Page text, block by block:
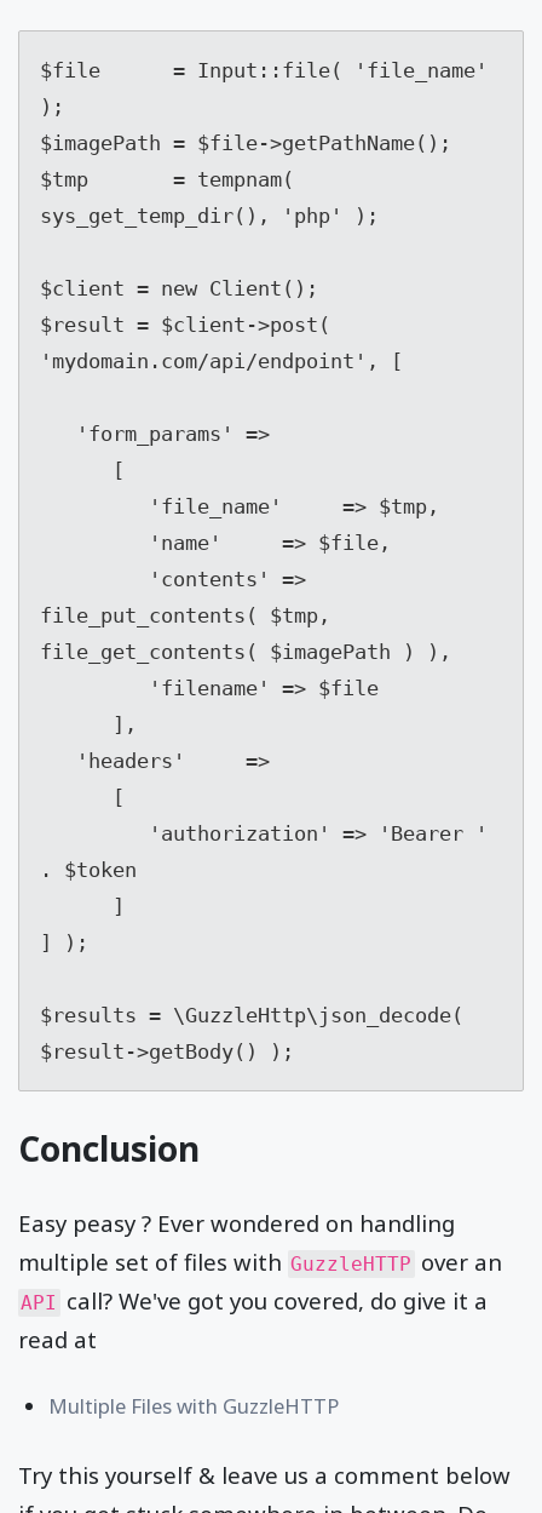
$file      = Input::file( 'file_name'
);
$imagePath = $file->getPathName();
$tmp       = tempnam(
sys_get_temp_dir(), 'php' );
$client = new Client();
$result = $client->post(
'mydomain.com/api/endpoint', [
file_put_contents( $tmp,
file_get_contents( $imagePath ) ),
. $token
] );
$results = \GuzzleHttp\json_decode(
$result->getBody() );
Conclusion
Easy peasy ? Ever wondered on handling
multiple set of files with GuzzleHTTP over an
API call? We've got you covered, do give it a
read at
Multiple Files with GuzzleHTTP
Try this yourself & leave us a comment below